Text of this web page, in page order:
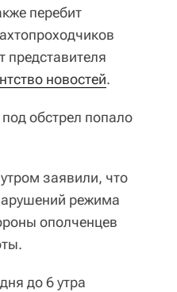
перебит
представителя
новостей.
обстрел попало
заявили, что
режима
ополченцев
до 6 утра